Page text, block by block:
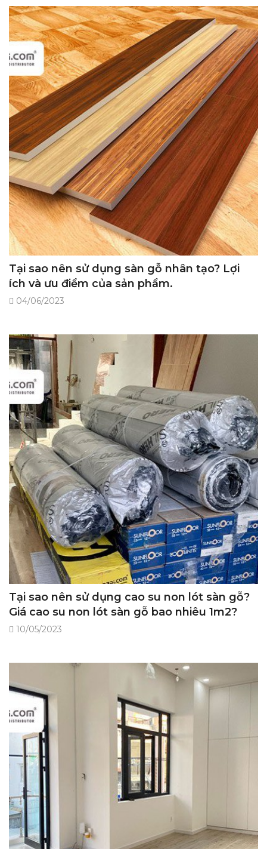
Tại sao nên sử dụng sàn gỗ nhân tạo? Lợi
ích và ưu điểm của sản phẩm.
04/06/2023
Tại sao nên sử dụng cao su non lót sàn gỗ?
Giá cao su non lót sàn gỗ bao nhiêu 1m2?
10/05/2023